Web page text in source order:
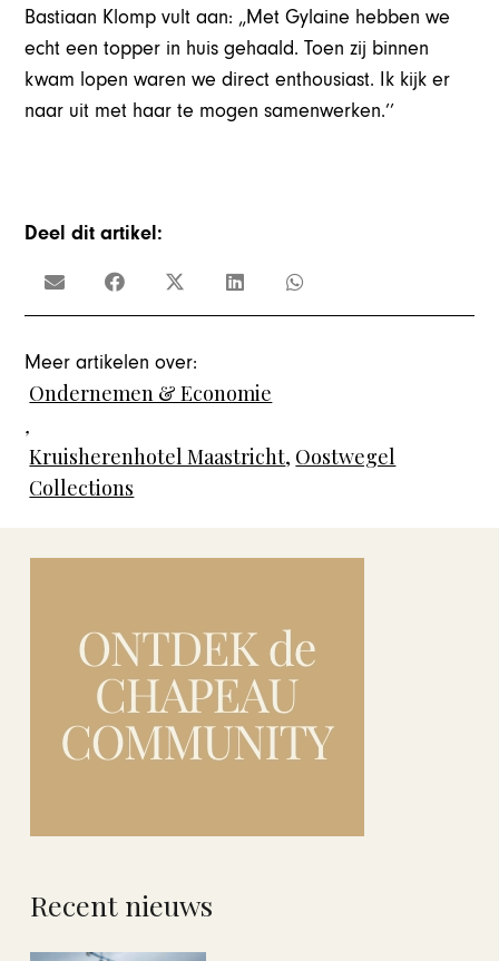
Bastiaan Klomp vult aan: „Met Gylaine hebben we
echt een topper in huis gehaald. Toen zij binnen
kwam lopen waren we direct enthousiast. Ik kijk er
naar uit met haar te mogen samenwerken.’’
Deel dit artikel:
Meer artikelen over:
Ondernemen & Economie
,
Kruisherenhotel Maastricht, Oostwegel
Collections
Recent nieuws